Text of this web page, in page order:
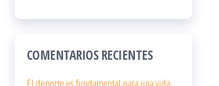
COMENTARIOS RECIENTES